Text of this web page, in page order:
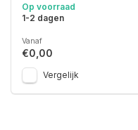
Op voorraad
1-2 dagen
Vanaf
€0,00
Vergelijk